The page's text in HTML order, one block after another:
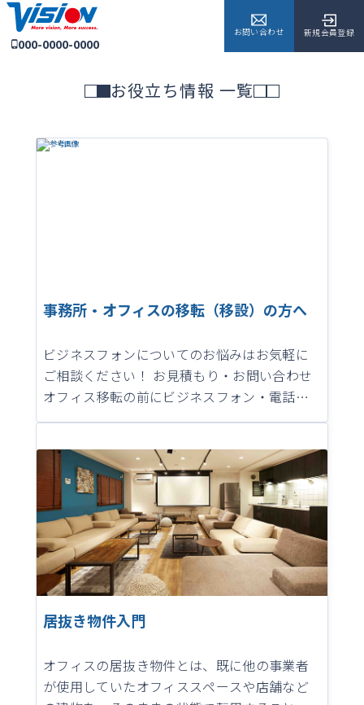
000-0000-0000
お問い合わせ 新規会員登録
お役立ち情報 一覧
事務所・オフィスの移転（移設）の方へ
ビジネスフォンについてのお悩みはお気軽に
ご相談ください！ お見積もり・お問い合わせ
オフィス移転の前にビジネスフォン・電話回
線の準備はお済みですか？ オフィスの移転時
居抜き物件入門
オフィスの居抜き物件とは、既に他の事業者
が使用していたオフィススペースや店舗など